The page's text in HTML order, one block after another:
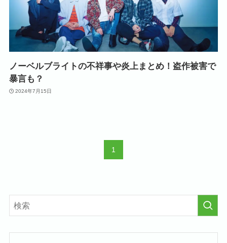
ノーベルブライトの不祥事や炎上まとめ！盗作被害で
暴言も？
2024年7月15日
1